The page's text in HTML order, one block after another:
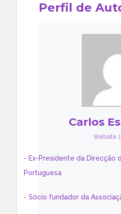
Perfil de
Carlos
Website
- Ex-Presidente da Direcção
Portuguesa
- Sócio fundador da